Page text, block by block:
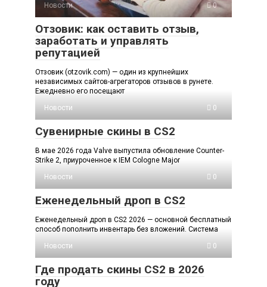
Новости 0
Отзовик: как оставить отзыв,
заработать и управлять
репутацией
Отзовик (otzovik.com) — один из крупнейших
независимых сайтов-агрегаторов отзывов в рунете.
Ежедневно его посещают
Новости
0
Сувенирные скины в CS2
В мае 2026 года Valve выпустила обновление Counter-
Strike 2, приуроченное к IEM Cologne Major
Новости
0
Еженедельный дроп в CS2
Еженедельный дроп в CS2 2026 — основной бесплатный
способ пополнить инвентарь без вложений. Система
Новости
0
Где продать скины CS2 в 2026
году